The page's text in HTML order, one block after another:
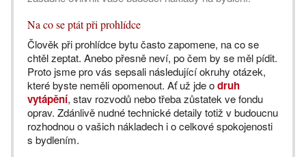
Na co se ptát při prohlídce
Člověk při prohlídce bytu často zapomene, na co se
chtěl zeptat. Anebo přesně neví, po čem by se měl pídit.
Proto jsme pro vás sepsali následující okruhy otázek,
které byste neměli opomenout. Ať už jde odruh
vytápění, stav rozvodů nebo třeba zůstatek ve fondu
oprav. Zdánlivě nudné technické detaily totiž v budoucnu
rozhodnou o vašich nákladech i o celkové spokojenosti
s bydlením.